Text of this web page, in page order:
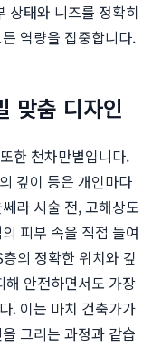
상태와 니즈를 정확히
역량을 집중합니다.
맞춤 디자인
한 천차만별입니다.
깊이 등은 개인마다
라 시술 전, 고해상도
피부 속을 직접 들여
의 정확한 위치와 깊
해 안전하면서도 가장
. 이는 마치 건축가가
그리는 과정과 같습